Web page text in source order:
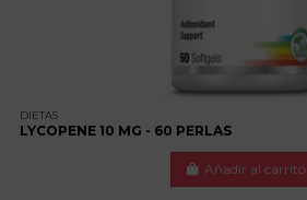
DIETAS
LYCOPENE 10 MG - 60 PERLAS
Añadir al carrito